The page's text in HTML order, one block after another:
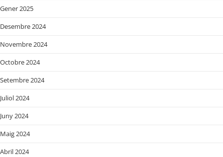
Gener 2025
Desembre 2024
Novembre 2024
Octobre 2024
Setembre 2024
Juliol 2024
Juny 2024
Maig 2024
Abril 2024